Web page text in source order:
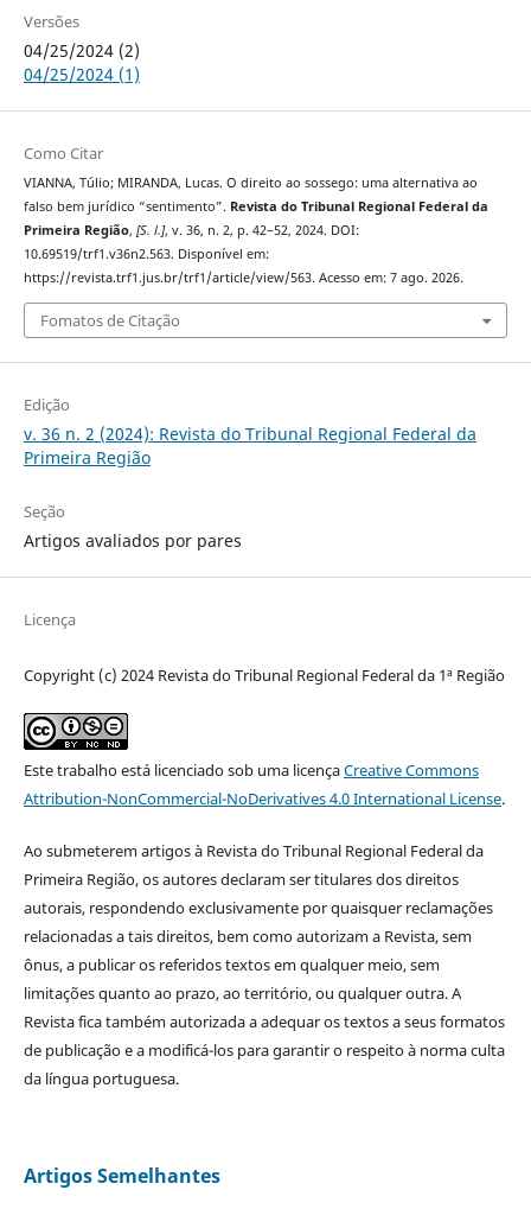
Versões
04/25/2024 (2)
04/25/2024 (1)
Como Citar
VIANNA, Túlio; MIRANDA, Lucas. O direito ao sossego: uma alternativa ao
falso bem jurídico “sentimento”. Revista do Tribunal Regional Federal da
Primeira Região, [S. l.], v. 36, n. 2, p. 42–52, 2024. DOI:
10.69519/trf1.v36n2.563. Disponível em:
https://revista.trf1.jus.br/trf1/article/view/563. Acesso em: 7 ago. 2026.
Fomatos de Citação
Edição
v. 36 n. 2 (2024): Revista do Tribunal Regional Federal da
Primeira Região
Seção
Artigos avaliados por pares
Licença
Copyright (c) 2024 Revista do Tribunal Regional Federal da 1ª Região
Este trabalho está licenciado sob uma licençaCreative Commons
Attribution-NonCommercial-NoDerivatives 4.0 International License.
Ao submeterem artigos à Revista do Tribunal Regional Federal da
Primeira Região, os autores declaram ser titulares dos direitos
autorais, respondendo exclusivamente por quaisquer reclamações
relacionadas a tais direitos, bem como autorizam a Revista, sem
ônus, a publicar os referidos textos em qualquer meio, sem
limitações quanto ao prazo, ao território, ou qualquer outra. A
Revista fica também autorizada a adequar os textos a seus formatos
de publicação e a modificá-los para garantir o respeito à norma culta
da língua portuguesa.
Artigos Semelhantes